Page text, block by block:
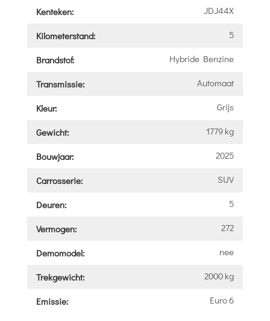
Kenteken: JDJ44X
Kilometerstand: 5
Brandstof: Hybride Benzine
Transmissie: Automaat
Kleur: Grijs
Gewicht: 1779 kg
Bouwjaar: 2025
Carrosserie: SUV
Deuren: 5
Vermogen: 272
Demomodel: nee
Trekgewicht: 2000 kg
Emissie: Euro 6